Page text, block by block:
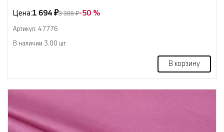
Цена:1 694 ₽3 388 ₽-50 %
Артикул: 47776
В наличии 3.00 шт
В корзину